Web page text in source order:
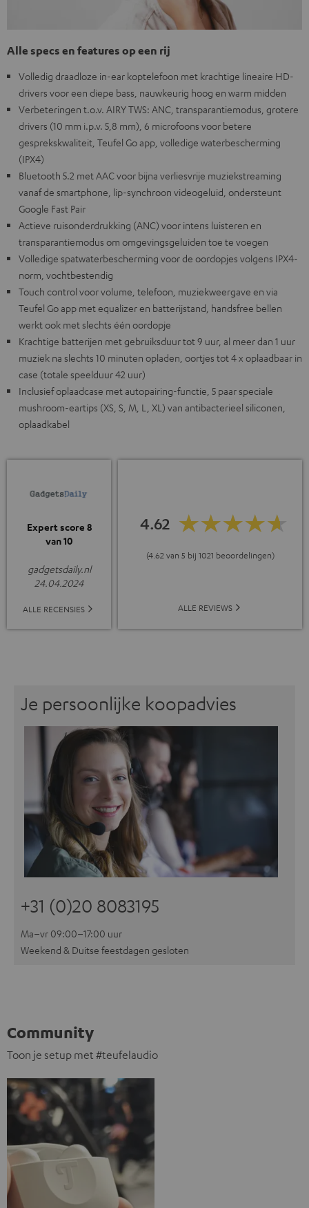
Alle specs en features op een rij
Volledig draadloze in-ear koptelefoon met krachtige lineaire HD-
drivers voor een diepe bass, nauwkeurig hoog en warm midden
Verbeteringen t.o.v. AIRY TWS: ANC, transparantiemodus, grotere
drivers (10 mm i.p.v. 5,8 mm), 6 microfoons voor betere
gesprekskwaliteit, Teufel Go app, volledige waterbescherming
(IPX4)
Bluetooth 5.2 met AAC voor bijna verliesvrije muziekstreaming
vanaf de smartphone, lip-synchroon videogeluid, ondersteunt
Google Fast Pair
Actieve ruisonderdrukking (ANC) voor intens luisteren en
transparantiemodus om omgevingsgeluiden toe te voegen
Volledige spatwaterbescherming voor de oordopjes volgens IPX4-
norm, vochtbestendig
Touch control voor volume, telefoon, muziekweergave en via
Teufel Go app met equalizer en batterijstand, handsfree bellen
werkt ook met slechts één oordopje
Krachtige batterijen met gebruiksduur tot 9 uur, al meer dan 1 uur
muziek na slechts 10 minuten opladen, oortjes tot 4 x oplaadbaar in
case (totale speelduur 42 uur)
Inclusief oplaadcase met autopairing-functie, 5 paar speciale
mushroom-eartips (XS, S, M, L, XL) van antibacterieel siliconen,
oplaadkabel
Expert score 8
van 10
gadgetsdaily.nl
24.04.2024
ALLE RECENSIES
4.62
(4.62 van 5 bij 1021 beoordelingen)
ALLE REVIEWS
Je persoonlijke koopadvies
+31 (0)20 8083195
Ma–vr 09:00–17:00 uur
Weekend & Duitse feestdagen gesloten
Community
Toon je setup met #teufelaudio